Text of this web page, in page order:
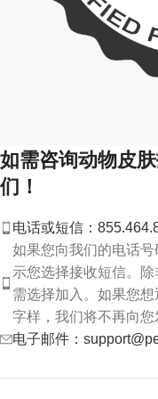
如需咨询动物皮
们！
电话或短信：
如果您向我们的电话
示您选择接收短信。
需选择加入。如果您想
字样，我们将不再向您
电子邮件：